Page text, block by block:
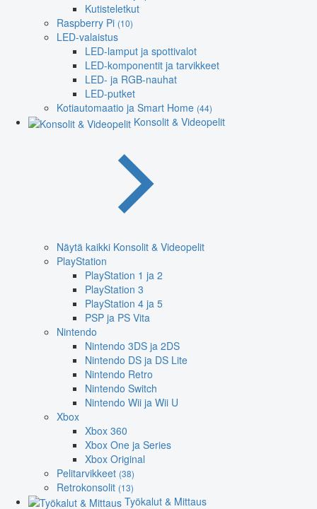
Kutisteletkut
Raspberry Pi (10)
LED-valaistus
LED-lamput ja spottivalot
LED-komponentit ja tarvikkeet
LED- ja RGB-nauhat
LED-putket
Kotiautomaatio ja Smart Home (44)
Konsolit & Videopelit
Näytä kaikki Konsolit & Videopelit
PlayStation
PlayStation 1 ja 2
PlayStation 3
PlayStation 4 ja 5
PSP ja PS Vita
Nintendo
Nintendo 3DS ja 2DS
Nintendo DS ja DS Lite
Nintendo Retro
Nintendo Switch
Nintendo Wii ja Wii U
Xbox
Xbox 360
Xbox One ja Series
Xbox Original
Pelitarvikkeet (38)
Retrokonsolit (13)
Työkalut & Mittaus